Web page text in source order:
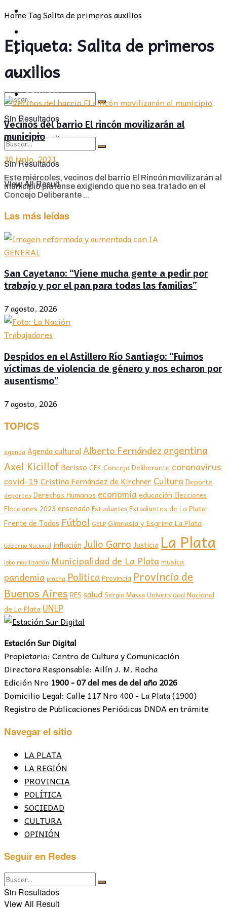
POLÍTICA
CULTURA
OPINIÓN
Sin Resultados
View All Result
PROVINCIA
SOCIEDAD
CULTURA
OPINIÓN
Sin Resultados
View All Result
HomeTagSalita de primeros auxilios
Etiqueta: Salita de primeros
auxilios
Vecinos del barrio El rincón movilizarán al
municipio
30 junio, 2021
Este miércoles, vecinos del barrio El Rincón movilizarán al
municipio platense exigiendo que no sea tratado en el
Concejo Deliberante ...
Las más leídas
GENERAL
San Cayetano: “Viene mucha gente a pedir por
trabajo y por el pan para todas las familias”
7 agosto, 2026
Trabajadores
Despidos en el Astillero Río Santiago: “Fuimos
víctimas de violencia de género y nos echaron por
ausentismo”
7 agosto, 2026
TOPICS
agenda Agenda culturalAlberto Fernández argentina
Axel Kicillof Berisso CFKConcejo Deliberante coronavirus
covid-19 Cristina Fernández de Kirchner Cultura Deporte
deportes Derechos Humanos economia educación Elecciones
Elecciones 2023 ensenada Estudiantes Estudiantes de La Plata
Frente de Todos Fútbol GELP Gimnasia y Esgrima La Plata
Gobierno Nacional inflación Julio Garro Justicia La Plata
lobo movilización Municipalidad de La Plata musica
pandemia pincha PoliticaProvincia Provincia de
Buenos Aires RES saludSergio MassaUniversidad Nacional
de La Plata UNLP
Estación Sur Digital
Propietario: Centro de Cultura y Comunicación
Directora Responsable: Ailín J. M. Rocha
Edición Nro 1900 - 07 del mes de del año 2026
Domicilio Legal: Calle 117 Nro 400 - La Plata (1900)
Registro de Publicaciones Periódicas DNDA en trámite
Navegar el sitio
LA PLATA
LA REGIÓN
PROVINCIA
POLÍTICA
SOCIEDAD
CULTURA
OPINIÓN
Seguir en Redes
Sin Resultados
View All Result